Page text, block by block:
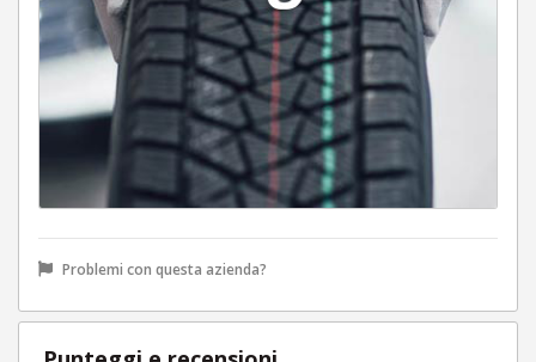
Problemi con questa azienda?